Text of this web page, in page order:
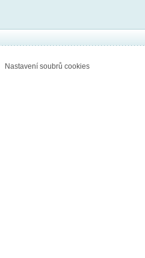
Nastavení soubrů cookies